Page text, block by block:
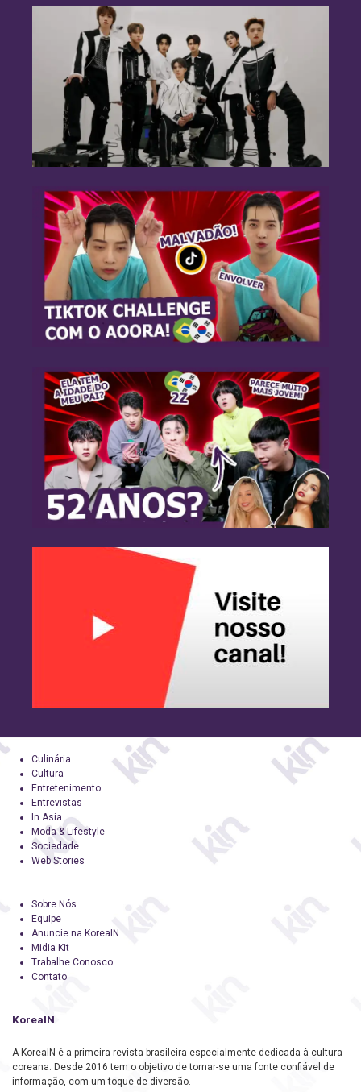
Culinária
Cultura
Entretenimento
Entrevistas
In Asia
Moda & Lifestyle
Sociedade
Web Stories
Sobre Nós
Equipe
Anuncie na KoreaIN
Midia Kit
Trabalhe Conosco
Contato
KoreaIN
A KoreaIN é a primeira revista brasileira especialmente dedicada à cultura
coreana. Desde 2016 tem o objetivo de tornar-se uma fonte confiável de
informação, com um toque de diversão.